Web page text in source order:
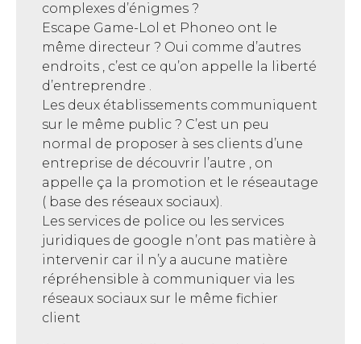
complexes d’énigmes ?
Escape Game-Lol et Phoneo ont le
même directeur ? Oui comme d’autres
endroits , c’est ce qu’on appelle la liberté
d’entreprendre .
Les deux établissements communiquent
sur le même public ? C’est un peu
normal de proposer à ses clients d’une
entreprise de découvrir l’autre , on
appelle ça la promotion et le réseautage
( base des réseaux sociaux).
Les services de police ou les services
juridiques de google n’ont pas matière à
intervenir car il n’y a aucune matière
répréhensible à communiquer via les
réseaux sociaux sur le même fichier
client